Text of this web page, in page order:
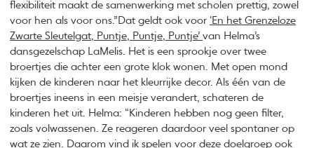
flexibiliteit maakt de samenwerking met scholen prettig, zowel
voor hen als voor ons.”Dat geldt ook voor ‘En het Grenzeloze
Zwarte Sleutelgat, Puntje, Puntje, Puntje’van Helma’s
dansgezelschap LaMelis. Het is een sprookje over twee
broertjes die achter een grote klok wonen. Met open mond
kijken de kinderen naar het kleurrijke decor. Als één van de
broertjes ineens in een meisje verandert, schateren de
kinderen het uit. Helma: “Kinderen hebben nog geen filter,
zoals volwassenen. Ze reageren daardoor veel spontaner op
wat ze zien. Daarom vind ik spelen voor deze doelgroep ook